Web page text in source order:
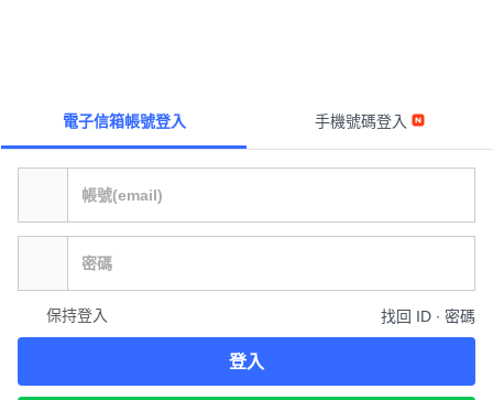
電子信箱帳號登入 手機號碼登入
保持登入 找回 ID ∙ 密碼
登入